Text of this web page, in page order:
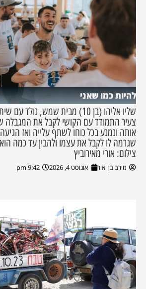
להיות כמו שאני
שליו אליהו (בן 10) מבית שמש,
צעיר התמודד עם הקושי לקבל את המגבלה
אותה ונמנע בכל כוחו לשתף עלייה ואז
שגרמה לו לקבל את עצמו ולהבין עד כמה
צילום: אורי מאירוביץ
מירב בן יאיר אוגוסט 4, 2026 9:42 pm